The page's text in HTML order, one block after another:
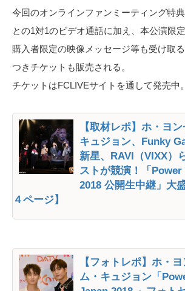
今回のオンラインファンミーティング特
との1対1のビデオ通話に加え、本公演限
購入者限定の映像メッセージ等も受け取
つきチケットも販売される。
チケットはFCLIVEサイトを通して発売中。
【取材レポ】ホ・ヨ
キュジョン、Funky
新星、RAVI（VIXX）
ストが競演！「
2018 公開生中継」大
４ページ】
【フォトレポ】ホ・
ム・キュジョン「